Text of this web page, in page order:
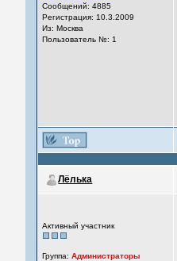
Сообщений: 4885
Регистрация: 10.3.2009
Из: Москва
Пользователь №: 1
Лёлька
Активный участник
Группа:Администраторы